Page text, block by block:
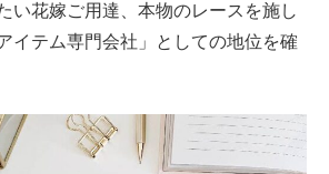
い花嫁ご用達、本物のレースを施し
イテム専門会社」としての地位を確